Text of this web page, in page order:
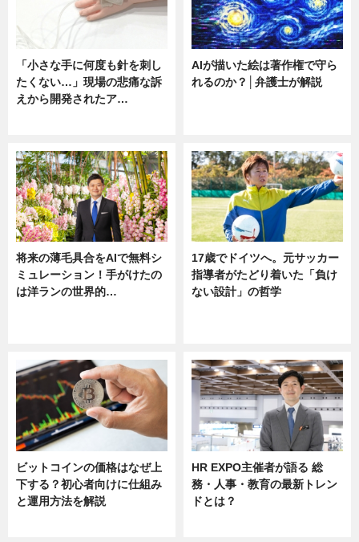
「小さな手に何度も針を刺し
たくない…」現場の悲痛な訴
えから開発されたア…
AIが描いた絵は著作権で守ら
れるのか？│弁護士が解説
将来の薄毛具合をAIで無料シ
ミュレーション！手がけたの
は洋ランの世界的…
17歳でドイツへ。元サッカー
指導者がたどり着いた「負け
ない設計」の哲学
ビットコインの価格はなぜ上
下する？初心者向けに仕組み
と運用方法を解説
HR EXPO主催者が語る 総
務・人事・教育の最新トレン
ドとは？